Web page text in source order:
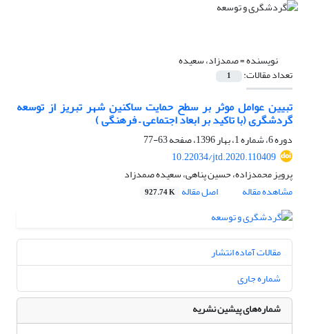
نویسنده =صمدزاد، سعیده
تعداد مقالات: 1
تبیین عوامل موثر بر سطح حمایت ساکنین شهر تبریز از توسعه
گردشگری (با تاکید بر ابعاد اجتماعی – فرهنگی )
دوره 6، شماره 1، بهار 1396، صفحه
63-77
10.22034/jtd.2020.110409
پرویز محمدزاده، حسین پناهی، سعیده صمدزاد
مشاهده مقاله
اصل مقاله 927.74 K
مقالات آماده انتشار
شماره جاری
شماره‌های پیشین نشریه